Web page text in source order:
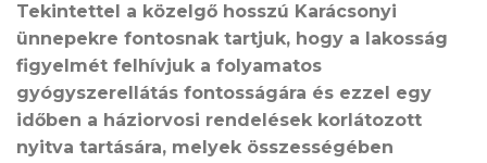
Tekintettel a közelgő hosszú Karácsonyi
ünnepekre fontosnak tartjuk, hogy a lakosság
figyelmét felhívjuk a folyamatos
gyógyszerellátás fontosságára és ezzel egy
időben a háziorvosi rendelések korlátozott
nyitva tartására, melyek összességében